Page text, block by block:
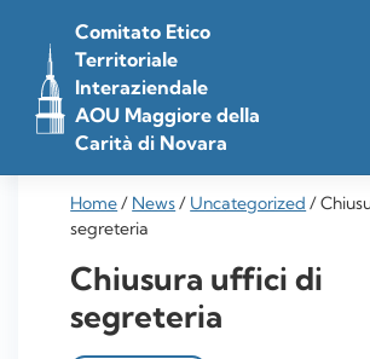
contenuto
Comitato Etico
Territoriale
Interaziendale
AOU Maggiore della
Carità di Novara
Home/ News/ Uncategorized /
segreteria
Chiusura uffici di
segreteria